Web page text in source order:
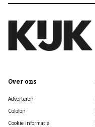
Over ons
Adverteren
Colofon
Cookie informatie